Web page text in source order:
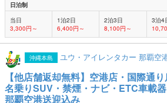
日泊制
当日
3,300円～
1泊2日
6,400円～
2泊3日
8,100円～
3泊4
沖縄本島 ユウ・アイレンタカー 那覇空
【他店舗返却無料】空港店・国際通
名乗りSUV・禁煙・ナビ・ETC車載
那覇空港送迎込み